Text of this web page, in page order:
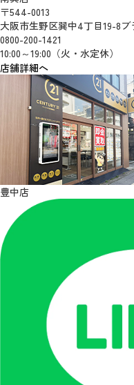
〒544-0013
大阪市生野区巽中4丁目19-8ブ
0800-200-1421
10:00～19:00（火・水定休）
店舗詳細へ
豊中店